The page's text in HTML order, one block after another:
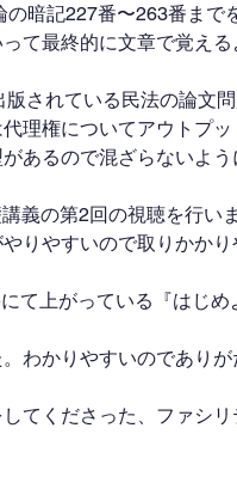
暗記227番〜263番まで
て最終的に文章で覚える
されている民法の論文
理権についてアウトプ
あるので混ざらないよう
義の第2回の視聴を行い
りやすいので取りかかり
て上がっている『はじ
わかりやすいのでありが
てくださった、ファシ